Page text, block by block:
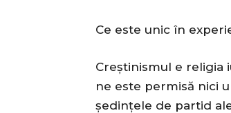
Ce este unic în
Creștinismul e religia
ne este permisă nici
ședințele de partid